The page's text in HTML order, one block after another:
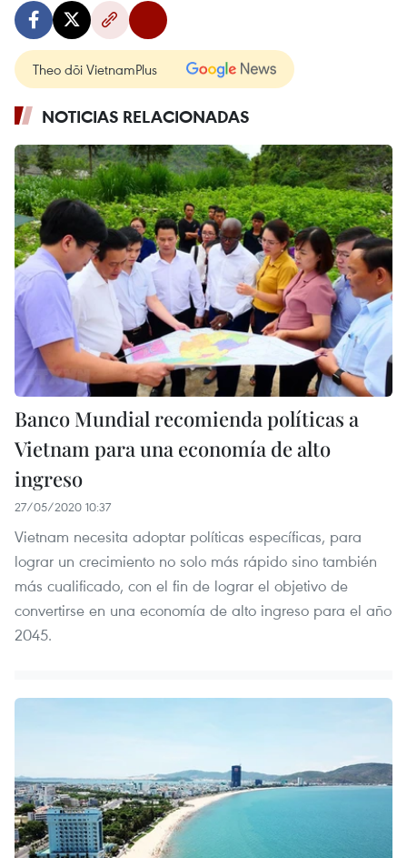
Theo dõi VietnamPlus
NOTICIAS RELACIONADAS
Banco Mundial recomienda políticas a
Vietnam para una economía de alto
ingreso
27/05/2020 10:37
Vietnam necesita adoptar políticas específicas, para
lograr un crecimiento no solo más rápido sino también
más cualificado, con el fin de lograr el objetivo de
convertirse en una economía de alto ingreso para el año
2045.